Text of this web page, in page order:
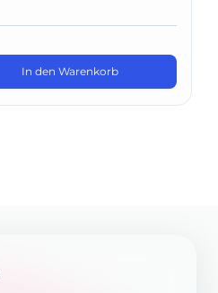
In den Warenkorb